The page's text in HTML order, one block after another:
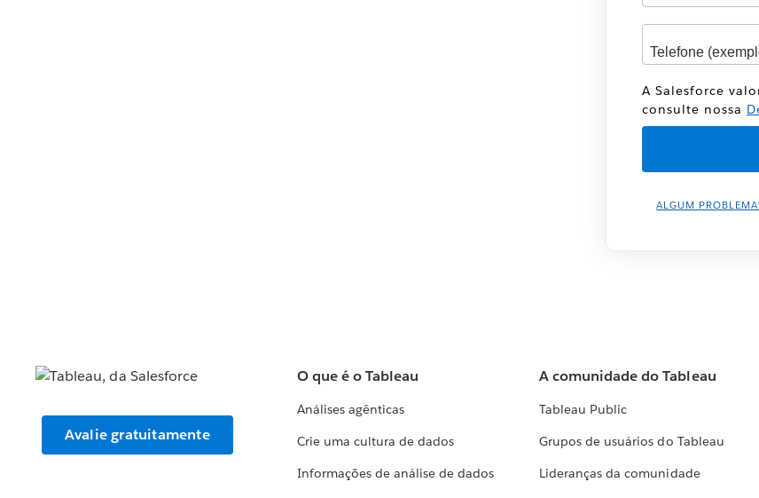
A Salesforce
consulte nossa
ALGUM
Avalie gratuitamente
O que é o Tableau
Análises agênticas
Crie uma cultura de dados
Informações de análise de dados
A comunidade do Tableau
Tableau Public
Grupos de usuários do Tableau
Lideranças da comunidade